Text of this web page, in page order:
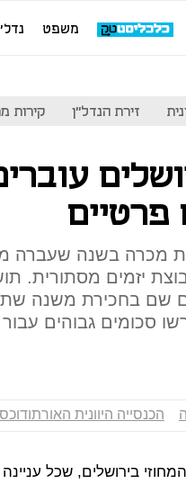
משפט
זירת הנדל"ן קירות
פרטיים
יזמים מסתורית.
שם בחכירת משנה
סכומים גבוהים
הכנסייה היוונית
בירושלים, שכל